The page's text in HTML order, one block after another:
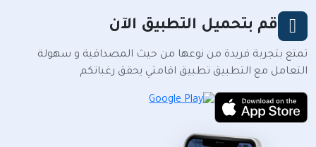
قم بتحميل التطبيق الآن
تمتع بتجربة فريدة من نوعها من حيث المصداقية و سهولة
التعامل مع التطبيق تطبيق اقامتي يحقق رغباتكم